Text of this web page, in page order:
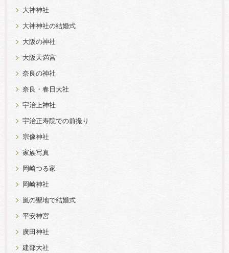
大神神社
大神神社の結婚式
大阪の神社
大阪天満宮
奈良の神社
奈良・春日大社
宇治上神社
宇治正寿院での前撮り
宗像神社
家族写真
岡崎つる家
岡崎神社
嵐の聖地で結婚式
平安神宮
廣田神社
建部大社